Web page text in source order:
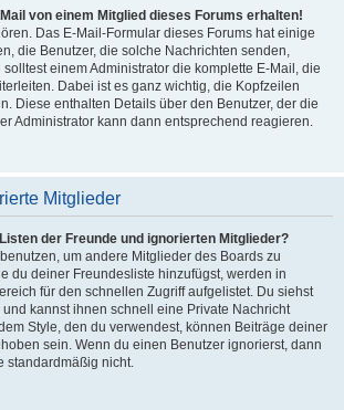
von einem Mitglied dieses Forums erhalten!
Das E-Mail-Formular dieses Forums hat einige
die Benutzer, die solche Nachrichten senden,
einem Administrator die komplette E-Mail, die
Dabei ist es ganz wichtig, die Kopfzeilen
Diese enthalten Details über den Benutzer, der die
Administrator kann dann entsprechend reagieren.
Mitglieder
der Freunde und ignorierten Mitglieder?
um andere Mitglieder des Boards zu
du deiner Freundesliste hinzufügst, werden in
für den schnellen Zugriff aufgelistet. Du siehst
kannst ihnen schnell eine Private Nachricht
Style, den du verwendest, können Beiträge deiner
sein. Wenn du einen Benutzer ignorierst, dann
standardmäßig nicht.